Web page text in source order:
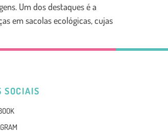
Um dos destaques é a
em sacolas ecológicas, cujas
SOCIAIS